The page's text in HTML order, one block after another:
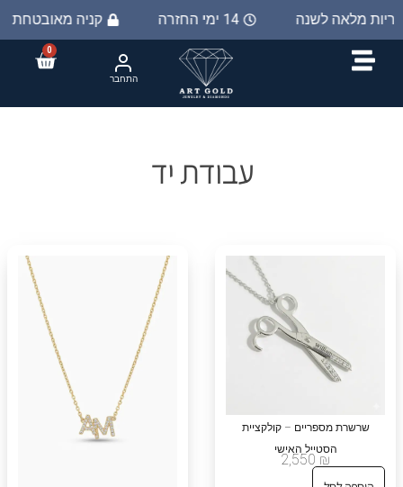
קניה מאובטחת ב 14 ימי החזרה מלאה לשנה
0
התחבר
עבודת יד
שרשרת מספריים – קולקציית
הסטייל האישי
2,550 ₪